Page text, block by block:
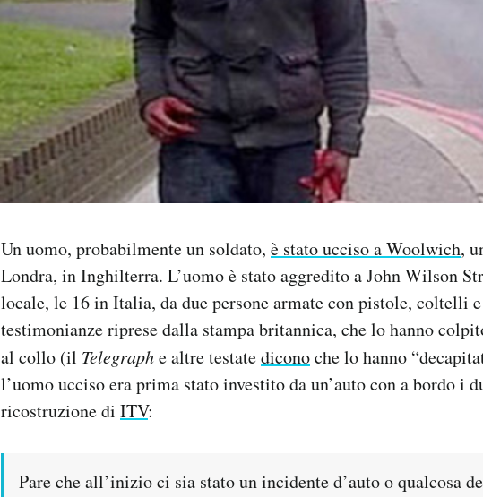
Un uomo, probabilmente un soldato, è stato ucciso a Woolwich,
Londra, in Inghilterra. L’uomo è stato aggredito a John Wilson
locale, le 16 in Italia, da due persone armate con pistole, coltelli
testimonianze riprese dalla stampa britannica, che lo hanno
al collo (il Telegraphe altre testatediconoche lo hanno
l’uomo ucciso era prima stato investito da un’auto con a bordo i
ricostruzione di ITV:
Pare che all’inizio ci sia stato un incidente d’auto o qualcosa